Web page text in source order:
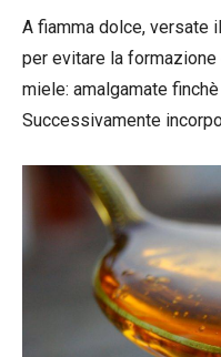
A fiamma dolce, versate
per evitare la
miele: amalgamate
Successivamente